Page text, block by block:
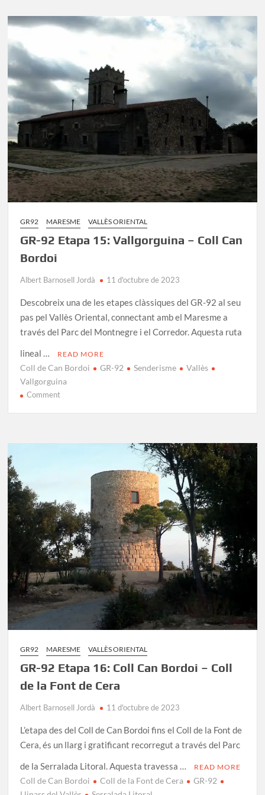
14:
Hortsavinyà
GR92 MARESME VALLÈS ORIENTAL
GR-92 Etapa 15: Vallgorguina – Coll Can
Bordoi
Albert Barnosell Jordà 11 d'octubre de 2023
Descobreix una de les etapes clàssiques del GR-92 al seu
pas pel Vallès Oriental, connectant amb el Maresme a
través del Parc del Montnegre i el Corredor. Aquesta ruta
lineal …
READ MORE
Coll de Can Bordoi GR-92 Senderisme
Vallès
Vallgorguina
Commenton
15:
Can
Bordoi
GR92 MARESME VALLÈS ORIENTAL
GR-92 Etapa 16: Coll Can Bordoi – Coll
de la Font de Cera
Albert Barnosell Jordà 11 d'octubre de 2023
L’etapa des del Coll de Can Bordoi fins el Coll de la Font de
Cera, és un llarg i gratificant recorregut a través del Parc
de la Serralada Litoral. Aquesta travessa …
READ MORE
Coll de Can Bordoi Coll de la Font de Cera
GR-92